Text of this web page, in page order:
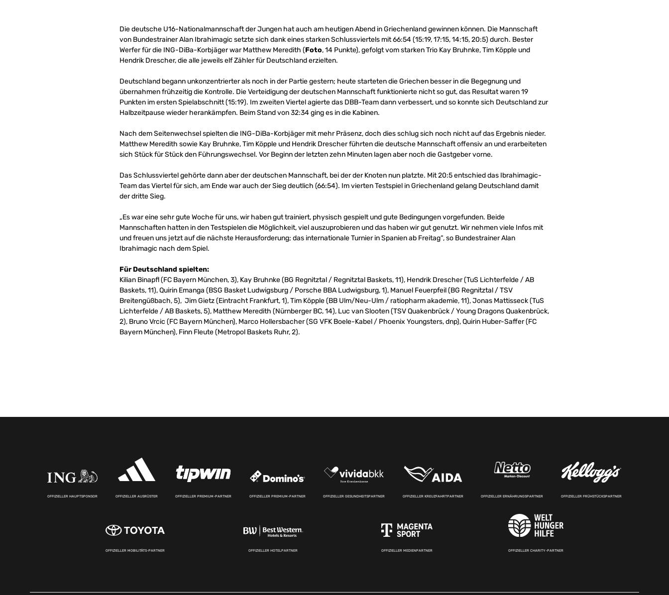
Die deutsche U16-Nationalmannschaft der Jungen hat auch am heutigen Abend in Griechenland gewinnen können. Die Mannschaft
von Bundestrainer Alan Ibrahimagic setzte sich dank eines starken Schlussviertels mit 66:54 (15:19, 17:15, 14:15, 20:5) durch. Bester
Werfer für die ING-DiBa-Korbjäger war Matthew Meredith (Foto, 14 Punkte), gefolgt vom starken Trio Kay Bruhnke, Tim Köpple und
Hendrik Drescher, die alle jeweils elf Zähler für Deutschland erzielten.
Deutschland begann unkonzentrierter als noch in der Partie gestern; heute starteten die Griechen besser in die Begegnung und
übernahmen frühzeitig die Kontrolle. Die Verteidigung der deutschen Mannschaft funktionierte nicht so gut, das Resultat waren 19
Punkten im ersten Spielabschnitt (15:19). Im zweiten Viertel agierte das DBB-Team dann verbessert, und so konnte sich Deutschland zur
Halbzeitpause wieder herankämpfen. Beim Stand von 32:34 ging es in die Kabinen.
Nach dem Seitenwechsel spielten die ING-DiBa-Korbjäger mit mehr Präsenz, doch dies schlug sich noch nicht auf das Ergebnis nieder.
Matthew Meredith sowie Kay Bruhnke, Tim Köpple und Hendrik Drescher führten die deutsche Mannschaft offensiv an und erarbeiteten
sich Stück für Stück den Führungswechsel. Vor Beginn der letzten zehn Minuten lagen aber noch die Gastgeber vorne.
Das Schlussviertel gehörte dann aber der deutschen Mannschaft, bei der der Knoten nun platzte. Mit 20:5 entschied das Ibrahimagic-
Team das Viertel für sich, am Ende war auch der Sieg deutlich (66:54). Im vierten Testspiel in Griechenland gelang Deutschland damit
der dritte Sieg.
„Es war eine sehr gute Woche für uns, wir haben gut trainiert, physisch gespielt und gute Bedingungen vorgefunden. Beide
Mannschaften hatten in den Testspielen die Möglichkeit, viel auszuprobieren und das haben wir gut genutzt. Wir nehmen viele Infos mit
und freuen uns jetzt auf die nächste Herausforderung; das internationale Turnier in Spanien ab Freitag“, so Bundestrainer Alan
Ibrahimagic nach dem Spiel.
Für Deutschland spielten:
Kilian Binapfl (FC Bayern München, 3), Kay Bruhnke (BG Regnitztal / Regnitztal Baskets, 11), Hendrik Drescher (TuS Lichterfelde / AB
Baskets, 11), Quirin Emanga (BSG Basket Ludwigsburg / Porsche BBA Ludwigsburg, 1), Manuel Feuerpfeil (BG Regnitztal / TSV
Breitengüßbach, 5), Jim Gietz (Eintracht Frankfurt, 1), Tim Köpple (BB Ulm/Neu-Ulm / ratiopharm akademie, 11), Jonas Mattisseck (TuS
Lichterfelde / AB Baskets, 5), Matthew Meredith (Nürnberger BC, 14), Luc van Slooten (TSV Quakenbrück / Young Dragons Quakenbrück,
2), Bruno Vrcic (FC Bayern München), Marco Hollersbacher (SG VFK Boele-Kabel / Phoenix Youngsters, dnp), Quirin Huber-Saffer (FC
Bayern München), Finn Fleute (Metropol Baskets Ruhr, 2).
OFFIZIELLER HAUPTSPONSOR OFFIZIELLER AUSRÜSTER OFFIZIELLER PREMIUM-PARTNER OFFIZIELLER PREMIUM-PARTNER OFFIZIELLER GESUNDHEITSPARTNER OFFIZIELLER KREUZFAHRTPARTNER OFFIZIELLER ERNÄHRUNGSPARTNER OFFIZIELLER FRÜHSTÜCKSPARTNER
OFFIZIELLER MOBILITÄTS-PARTNER OFFIZIELLER HOTELPARTNER OFFIZIELLER MEDIENPARTNER OFFIZIELLER CHARITY-PARTNER